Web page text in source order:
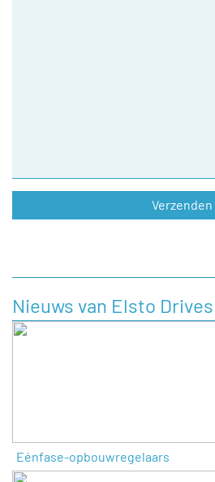
Nieuws van Elsto
Eénfase-opbouwregelaars